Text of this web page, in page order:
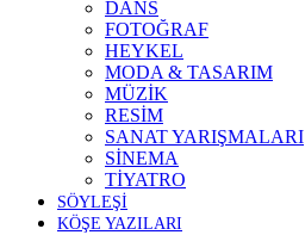
DANS
FOTOĞRAF
HEYKEL
MODA & TASARIM
MÜZİK
RESİM
SANAT YARIŞMALARI
SİNEMA
TİYATRO
SÖYLEŞİ
KÖŞE YAZILARI